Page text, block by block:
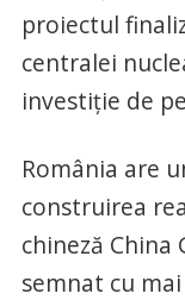
proiectul
centralei
investiţie de
România are
construirea
chineză China
semnat cu